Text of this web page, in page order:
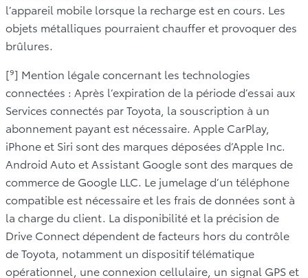
l’appareil mobile lorsque la recharge est en cours. Les
objets métalliques pourraient chauffer et provoquer des
brûlures.
[⁹] Mention légale concernant les technologies
connectées : Après l’expiration de la période d’essai aux
Services connectés par Toyota, la souscription à un
abonnement payant est nécessaire. Apple CarPlay,
iPhone et Siri sont des marques déposées d’Apple Inc.
Android Auto et Assistant Google sont des marques de
commerce de Google LLC. Le jumelage d’un téléphone
compatible est nécessaire et les frais de données sont à
la charge du client. La disponibilité et la précision de
Drive Connect dépendent de facteurs hors du contrôle
de Toyota, notamment un dispositif télématique
opérationnel, une connexion cellulaire, un signal GPS et